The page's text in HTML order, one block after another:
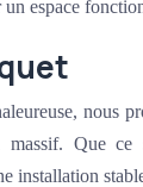
espace
nous
massif. Que
installation